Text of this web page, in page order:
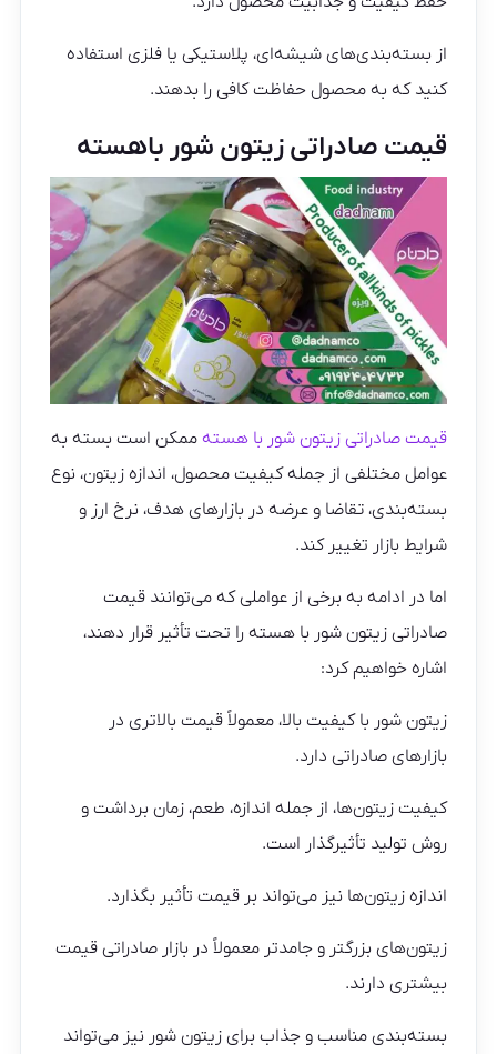
از بسته‌بندی‌های شیشه‌ای، پلاستیکی یا فلزی استفاده
کنید که به محصول حفاظت کافی را بدهند.
قیمت صادراتی زیتون شور باهسته
قیمت صادراتی زیتون شور با هسته ممکن است بسته به
عوامل مختلفی از جمله کیفیت محصول، اندازه زیتون، نوع
بسته‌بندی، تقاضا و عرضه در بازارهای هدف، نرخ ارز و
شرایط بازار تغییر کند.
اما در ادامه به برخی از عواملی که می‌توانند قیمت
صادراتی زیتون شور با هسته را تحت تأثیر قرار دهند،
اشاره خواهیم کرد:
زیتون شور با کیفیت بالا، معمولاً قیمت بالاتری در
بازارهای صادراتی دارد.
کیفیت زیتون‌ها، از جمله اندازه، طعم، زمان برداشت و
روش تولید تأثیرگذار است.
اندازه زیتون‌ها نیز می‌تواند بر قیمت تأثیر بگذارد.
زیتون‌های بزرگتر و جامدتر معمولاً در بازار صادراتی قیمت
بیشتری دارند.
بسته‌بندی مناسب و جذاب برای زیتون شور نیز می‌تواند